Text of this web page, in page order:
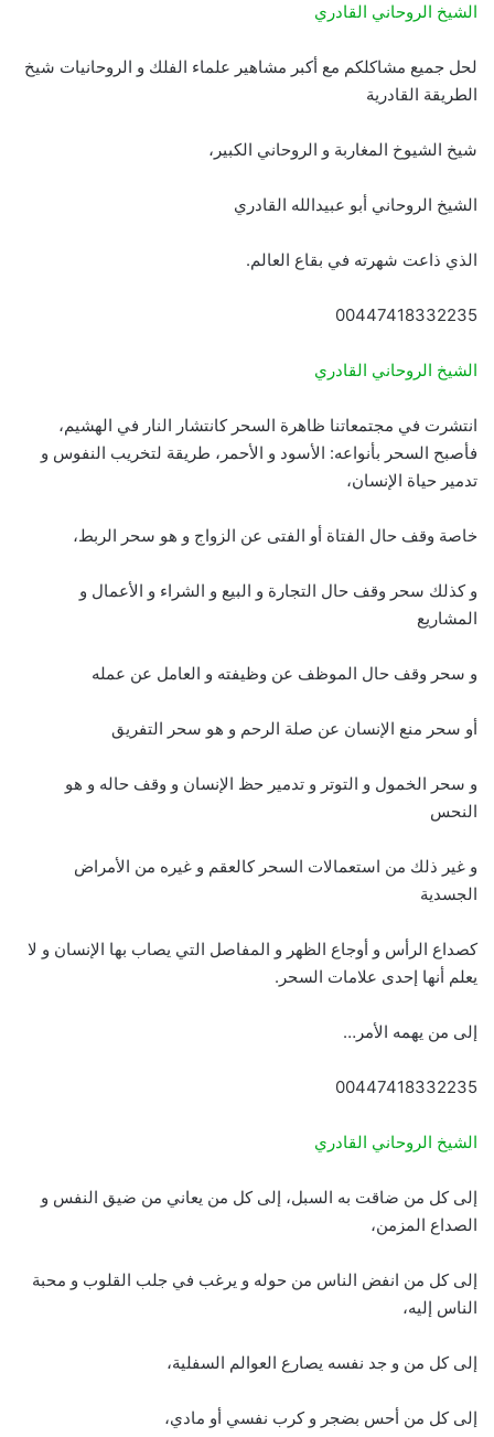
الشيخ الروحاني القادري
لحل جميع مشاكلكم مع أكبر مشاهير علماء الفلك و الروحانيات شيخ
الطريقة القادرية
شيخ الشيوخ المغاربة و الروحاني الكبير،
الشيخ الروحاني أبو عبيدالله القادري
الذي ذاعت شهرته في بقاع العالم.
00447418332235
الشيخ الروحاني القادري
انتشرت في مجتمعاتنا ظاهرة السحر كانتشار النار في الهشيم،
فأصبح السحر بأنواعه: الأسود و الأحمر، طريقة لتخريب النفوس و
تدمير حياة الإنسان،
خاصة وقف حال الفتاة أو الفتى عن الزواج و هو سحر الربط،
و كذلك سحر وقف حال التجارة و البيع و الشراء و الأعمال و
المشاريع
و سحر وقف حال الموظف عن وظيفته و العامل عن عمله
أو سحر منع الإنسان عن صلة الرحم و هو سحر التفريق
و سحر الخمول و التوتر و تدمير حظ الإنسان و وقف حاله و هو
النحس
و غير ذلك من استعمالات السحر كالعقم و غيره من الأمراض
الجسدية
كصداع الرأس و أوجاع الظهر و المفاصل التي يصاب بها الإنسان و لا
يعلم أنها إحدى علامات السحر.
إلى من يهمه الأمر…
00447418332235
الشيخ الروحاني القادري
إلى كل من ضاقت به السبل، إلى كل من يعاني من ضيق النفس و
الصداع المزمن،
إلى كل من انفض الناس من حوله و يرغب في جلب القلوب و محبة
الناس إليه،
إلى كل من و جد نفسه يصارع العوالم السفلية،
إلى كل من أحس بضجر و كرب نفسي أو مادي،